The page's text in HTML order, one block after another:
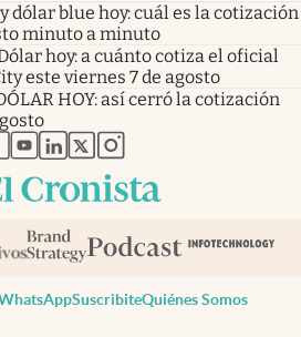
dólar blue hoy: cuál es la cotización
minuto a minuto
hoy: a cuánto cotiza el oficial
este viernes 7 de agosto
HOY: así cerró la cotización
abre en nueva pestaña
abre en nueva pestaña
abre en nueva pestaña
abre en nueva pestaña
abre en nueva pestaña
SuscribiteQuiénes Somos